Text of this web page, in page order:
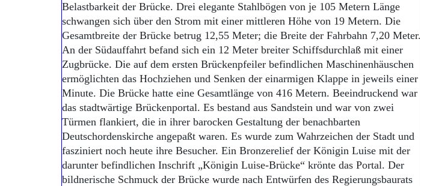
Belastbarkeit der Brücke. Drei elegante Stahlbögen von je 105 Metern Länge
schwangen sich über den Strom mit einer mittleren Höhe von 19 Metern. Die
Gesamtbreite der Brücke betrug 12,55 Meter; die Breite der Fahrbahn 7,20 Meter.
An der Südauffahrt befand sich ein 12 Meter breiter Schiffsdurchlaß mit einer
Zugbrücke. Die auf dem ersten Brückenpfeiler befindlichen Maschinenhäuschen
ermöglichten das Hochziehen und Senken der einarmigen Klappe in jeweils einer
Minute. Die Brücke hatte eine Gesamtlänge von 416 Metern. Beeindruckend war
das stadtwärtige Brückenportal. Es bestand aus Sandstein und war von zwei
Türmen flankiert, die in ihrer barocken Gestaltung der benachbarten
Deutschordenskirche angepaßt waren. Es wurde zum Wahrzeichen der Stadt und
fasziniert noch heute ihre Besucher. Ein Bronzerelief der Königin Luise mit der
darunter befindlichen Inschrift „Königin Luise-Brücke“ krönte das Portal. Der
bildnerische Schmuck der Brücke wurde nach Entwürfen des Regierungsbaurats